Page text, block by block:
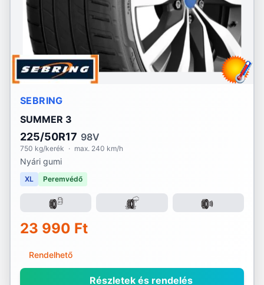
SEBRING
SUMMER 3
225/50R17 98V
750 kg/kerék · max. 240 km/h
Nyári gumi
XL Peremvédő
23 990 Ft
Rendelhető
Részletek és rendelés